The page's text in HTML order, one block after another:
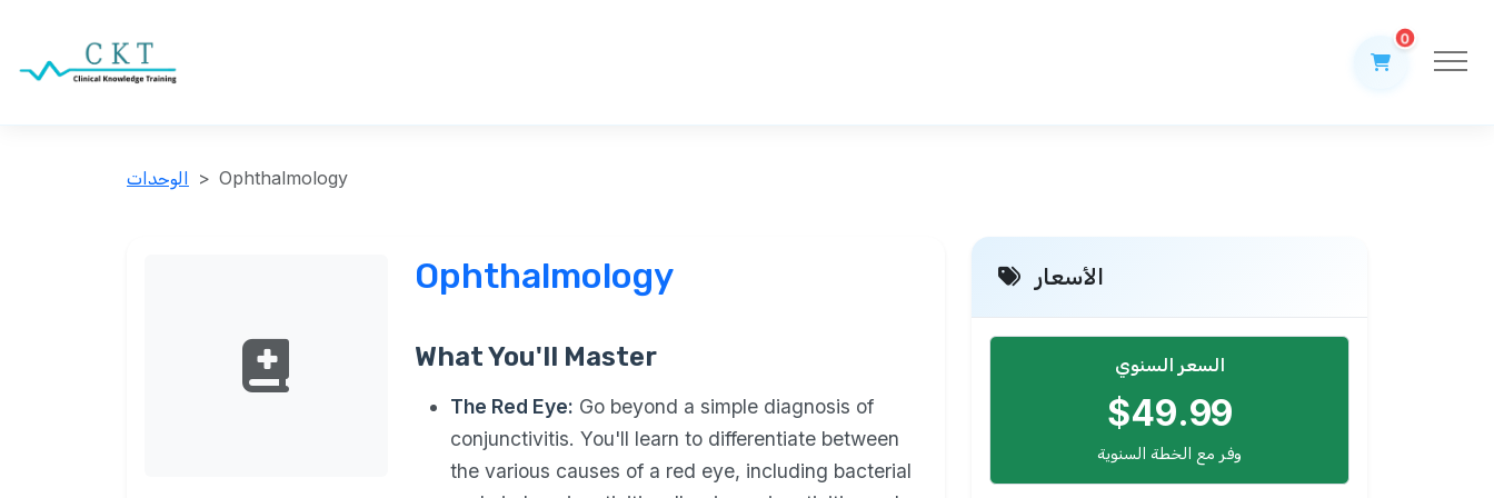
0
الوحدات Ophthalmology
Ophthalmology
What You'll Master
The Red Eye: Go beyond a simple diagnosis of
conjunctivitis. You'll learn to differentiate between
the various causes of a red eye, including bacterial
الأسعار
السعر السنوي
$49.99
وفر مع الخطة السنوية